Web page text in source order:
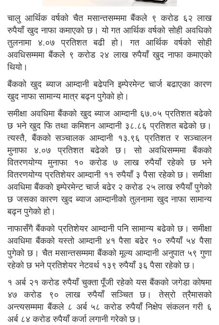
चालु आर्थिक वर्षको चैत मसान्तसम्ममा बैंकले ९ करोड ६२ लाख
रुपैयाँ खुद नाफा कमाएको छ। यो गत आर्थिक वर्षको सोही अवधिको
तुलनामा ४.०७ प्रतिशत बढी हो। गत आर्थिक वर्षको सोही
अवधिसम्ममा बैंकले ९ करोड २४ लाख रुपैयाँ खुद नाफा कमाएको
थियो।
बैंकको खुद ब्याज आम्दानी बढेपनि इम्पेरमेन्ट चार्ज बढाएका कारण
खुद नाफा सामान्य मात्र बढ्न पुगेको हो।
समीक्षा अवधिमा बैंकको खुद ब्याज आम्दानी ६७.०५ प्रतिशत बढेको
छ भने खुद फि तथा कमिशन आम्दानी ३८.८६ प्रतिशत बढेको छ।
त्यस्तै, बैंकको सञ्चालक आम्दानी १३.९६ प्रतिशत र सञ्चालन
मुनाफा ४.०७ प्रतिशत बढेको छ। सो अवधिसम्ममा बैंकको
वितरणयोग्य मुनाफा १० करोड ७ लाख रुपैयाँ रहेको छ भने
वितरणयोग्य प्रतिशेयर आम्दानी ११ रुपैयाँ ३ पैसा रहेको छ। समीक्षा
अवधिमा बैंकको इम्पेरमेन्ट चार्ज बढेर २ करोड २५ लाख रुपैयाँ पुगेको
छ जसका कारण खुद ब्याज आम्दानीको तुलनामा खुद नाफा सामान्य
बढ्न पुगेको हो।
नाफासँगै बैंकको प्रतिशेयर आम्दानी पनि सामान्य बढेको छ। समीक्षा
अवधिमा बैंकको यस्तो आम्दानी ४१ पैसा बढेर १० रुपैयाँ ५४ पैसा
पुगेको छ। चैत मसान्तसम्ममा बैंकको मूल्य आम्दानी अनुपात ५९ गुणा
रहेको छ भने प्रतिशेयर नेटवर्थ १३९ रुपैयाँ ३६ पैसा रहेको छ।
१ अर्ब २१ करोड रुपैयाँ चुक्ता पूँजी रहेको यस बैंकको जगेडा कोषमा
४७ करोड ९० लाख रुपैयाँ सञ्चित छ। तेस्रो त्रैमासको
अन्त्यसम्ममा बैंकले ८ अर्ब ५८ करोड रुपैयाँ निक्षेप संकलन गरी ६
अर्ब ८४ करोड रुपैयाँ कर्जा लगानी गरेको छ।